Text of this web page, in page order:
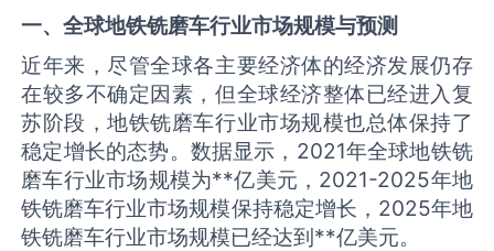
一、全球地铁铣磨车行业市场规模与预测
近年来，尽管全球各主要经济体的经济发展仍存
在较多不确定因素，但全球经济整体已经进入复
苏阶段，地铁铣磨车行业市场规模也总体保持了
稳定增长的态势。数据显示，2021年全球地铁铣
磨车行业市场规模为**亿美元，2021-2025年地
铁铣磨车行业市场规模保持稳定增长，2025年地
铁铣磨车行业市场规模已经达到**亿美元。